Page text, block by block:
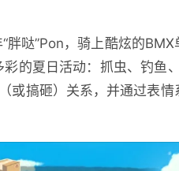
哒”Pon，骑上酷炫的
的夏日活动：抓虫、钓鱼
搞砸）关系，并通过表情